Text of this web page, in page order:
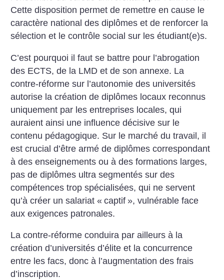
Cette disposition permet de remettre en cause le
caractère national des diplômes et de renforcer la
sélection et le contrôle social sur les étudiant(e)s.
C’est pourquoi il faut se battre pour l’abrogation
des ECTS, de la LMD et de son annexe. La
contre-réforme sur l’autonomie des universités
autorise la création de diplômes locaux reconnus
uniquement par les entreprises locales, qui
auraient ainsi une influence décisive sur le
contenu pédagogique. Sur le marché du travail, il
est crucial d’être armé de diplômes correspondant
à des enseignements ou à des formations larges,
pas de diplômes ultra segmentés sur des
compétences trop spécialisées, qui ne servent
qu’à créer un salariat « captif », vulnérable face
aux exigences patronales.
La contre-réforme conduira par ailleurs à la
création d’universités d’élite et la concurrence
entre les facs, donc à l’augmentation des frais
d’inscription.